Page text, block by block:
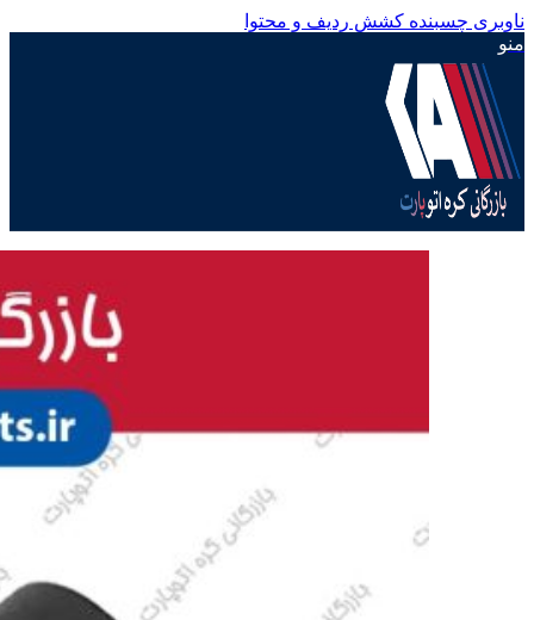
ناوبری چسبنده کشش ردیف و محتوا
منو